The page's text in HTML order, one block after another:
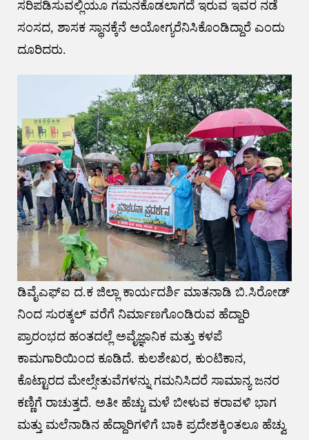
ಸರಿಪಡಿಸುವಲ್ಲಿಯೂ‌ ಗಮನಕೊಡಲಾಗದೆ ಇರುವ ಇವರ ನಡೆ
ಸಂಸದ, ಶಾಸಕ ಸ್ಥಾನಕ್ಕೆನೆ ಅಯೋಗ್ಯರೆನಿಸಿಕೊಂಡಿದ್ದಾರೆ ಎಂದು
ದೂರಿದರು.
ಡಿವೈಎಫ್ಐ ದ.ಕ ಜಿಲ್ಲಾ ಕಾರ್ಯದರ್ಶಿ ಮಾತನಾಡಿ ಬಿ.ಸಿರೋಡ್
ನಿಂದ ಸುರತ್ಕಲ್ ವರೆಗೆ ನಿರ್ಮಾಣಗೊಂಡಿರುವ ಹೆದ್ದಾರಿ
ಪ್ರಾರಂಭದ ಹಂತದಲ್ಲೆ ಅವೈಜ್ಞಾನಿಕ ಮತ್ತು ಕಳಪೆ
ಕಾಮಗಾರಿಯಿಂದ ಕೂಡಿದೆ. ಕುಲಶೇಖರ, ಕುಂಟಿಕಾನ,
ಕೊಟ್ಟಾರದ ಮೇಲ್ಸೇತುವೆಗಳನ್ನು ಗಮನಿಸಿದರೆ ಸಾಮಾನ್ಯ ಜನರ
ಕಣ್ಣಿಗೆ ರಾಚುತ್ತದೆ. ಅತೀ ಹೆಚ್ಚು ಮಳೆ ಬೀಳುವ ಕರಾವಳಿ ಭಾಗ
ಮತ್ತು ಮಲೆನಾಡಿನ ಹೆದ್ದಾರಿಗಳಿಗೆ ಬಾಕಿ ಪ್ರದೇಶಕ್ಕಿಂತಲೂ ಹೆಚ್ವು